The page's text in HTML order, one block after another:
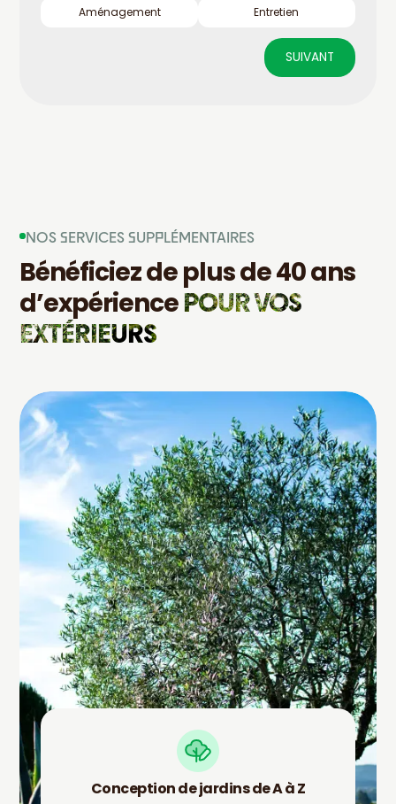
Aménagement Entretien
SUIVANT
NOS SERVICES SUPPLÉMENTAIRES
Bénéficiez de plus de 40 ans
d’expériencePOUR VOS
EXTÉRIEURS
Conception de jardins de A à Z